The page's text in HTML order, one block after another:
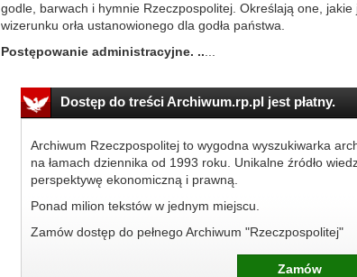
godle, barwach i hymnie Rzeczpospolitej. Określają one, jakie
wizerunku orła ustanowionego dla godła państwa.
Postępowanie administracyjne. ..
Dostęp do treści Archiwum.rp.pl jest płatny.
Archiwum Rzeczpospolitej to wygodna wyszukiwarka
na łamach dziennika od 1993 roku. Unikalne źródło
perspektywę ekonomiczną i prawną.
Ponad milion tekstów w jednym miejscu.
Zamów dostęp do pełnego Archiwum "Rzeczpospolitej"
Zamów